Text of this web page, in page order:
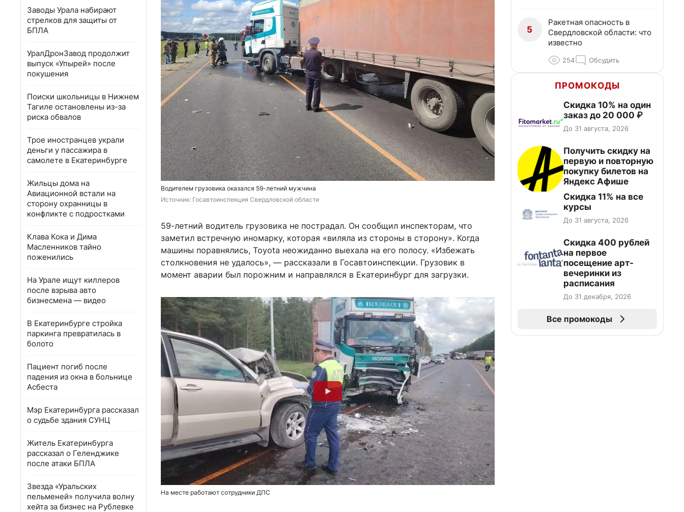
Заводы Урала набирают
стрелков для защиты от
БПЛА
УралДронЗавод продолжит
выпуск «Упырей» после
покушения
Поиски школьницы в Нижнем
Тагиле остановлены из-за
риска обвалов
Трое иностранцев украли
деньги у пассажира в
самолете в Екатеринбурге
Жильцы дома на
Авиационной встали на
сторону охранницы в
конфликте с подростками
Клава Кока и Дима
Масленников тайно
поженились
На Урале ищут киллеров
после взрыва авто
бизнесмена — видео
В Екатеринбурге стройка
паркинга превратилась в
болото
Пациент погиб после
падения из окна в больнице
Асбеста
Мэр Екатеринбурга рассказал
о судьбе здания СУНЦ
Житель Екатеринбурга
рассказал о Геленджике
после атаки БПЛА
Звезда «Уральских
пельменей» получила волну
хейта за бизнес на Рублевке
Водителем грузовика оказался 59-летний мужчина
Источник: Госавтоинспекция Свердловской области
59-летний водитель грузовика не пострадал. Он сообщил инспекторам, что
заметил встречную иномарку, которая «виляла из стороны в сторону». Когда
машины поравнялись, Toyota неожиданно выехала на его полосу. «Избежать
столкновения не удалось», — рассказали в Госавтоинспекции. Грузовик в
момент аварии был порожним и направлялся в Екатеринбург для загрузки.
На месте работают сотрудники ДПС
5
Ракетная опасность в
Свердловской области: что
известно
254 Обсудить
ПРОМОКОДЫ
Скидка 10% на один
заказ до 20 000 ₽
До 31 августа, 2026
Получить скидку на
первую и повторную
покупку билетов на
Яндекс Афише
Скидка 11% на все
курсы
До 31 августа, 2026
Cкидка 400 рублей
на первое
посещение арт-
вечеринки из
расписания
До 31 декабря, 2026
Все промокоды